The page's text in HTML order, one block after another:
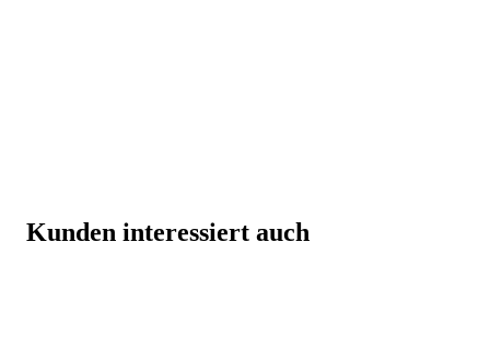
Kunden interessiert auch